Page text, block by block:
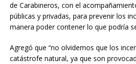
de Carabineros, con el
públicas y privadas, para prevenir los
manera poder contener lo que podría
Agregó que “no olvidemos que los
catástrofe natural, ya que son